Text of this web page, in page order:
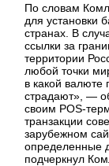
По словам
для установки
странах. В
ссылки за
территории
любой точки
в какой валюте
страдают», —
своим POS-
транзакции
зарубежном
определенные
подчеркнул